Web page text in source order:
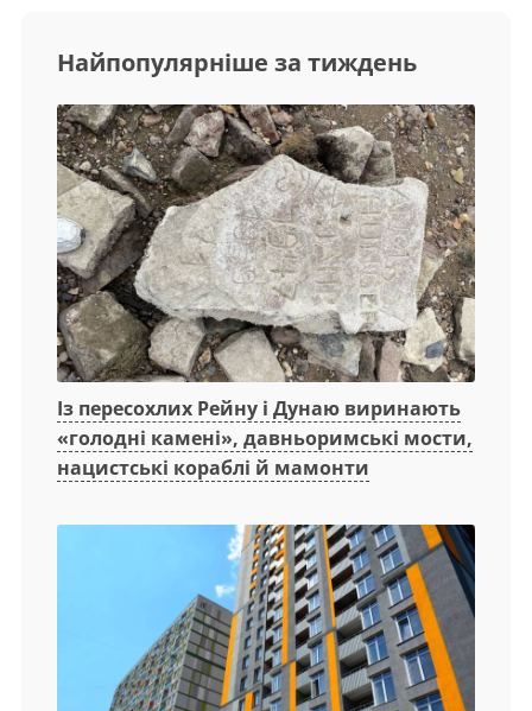
Найпопулярніше за тиждень
Із пересохлих Рейну і Дунаю виринають
«голодні камені», давньоримські мости,
нацистські кораблі й мамонти